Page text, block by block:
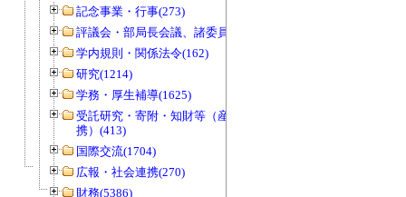
記念事業・行事(273)
評議会・部局長会議、諸委員会等(1466)
学内規則・関係法令(162)
研究(1214)
学務・厚生補導(1625)
受託研究・寄附・知財等（産官学連
携）(413)
国際交流(1704)
広報・社会連携(270)
財務(5386)